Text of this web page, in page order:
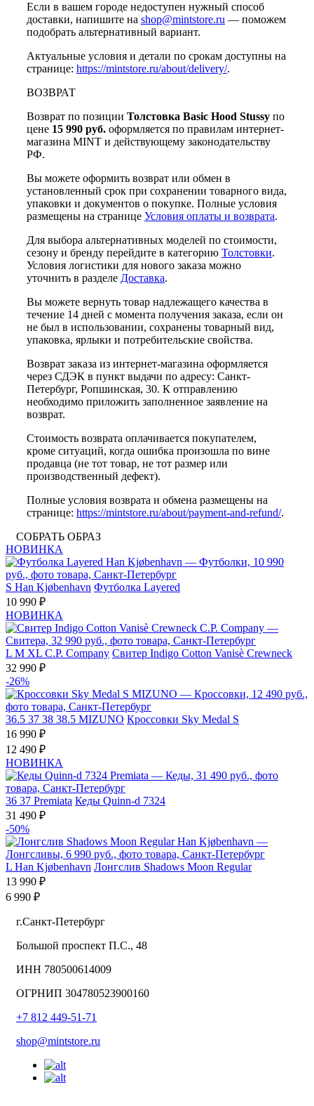
Если в вашем городе недоступен нужный способ
доставки, напишите на shop@mintstore.ru — поможем
подобрать альтернативный вариант.
Актуальные условия и детали по срокам доступны на
странице: https://mintstore.ru/about/delivery/.
ВОЗВРАТ
Возврат по позиции Толстовка Basic Hood Stussy по
цене 15 990 руб. оформляется по правилам интернет-
магазина MINT и действующему законодательству
РФ.
Вы можете оформить возврат или обмен в
установленный срок при сохранении товарного вида,
упаковки и документов о покупке. Полные условия
размещены на странице Условия оплаты и возврата.
Для выбора альтернативных моделей по стоимости,
сезону и бренду перейдите в категорию Толстовки.
Условия логистики для нового заказа можно
уточнить в разделе Доставка.
Вы можете вернуть товар надлежащего качества в
течение 14 дней с момента получения заказа, если он
не был в использовании, сохранены товарный вид,
упаковка, ярлыки и потребительские свойства.
Возврат заказа из интернет-магазина оформляется
через СДЭК в пункт выдачи по адресу: Санкт-
Петербург, Ропшинская, 30. К отправлению
необходимо приложить заполненное заявление на
возврат.
Стоимость возврата оплачивается покупателем,
кроме ситуаций, когда ошибка произошла по вине
продавца (не тот товар, не тот размер или
производственный дефект).
Полные условия возврата и обмена размещены на
странице: https://mintstore.ru/about/payment-and-refund/.
СОБРАТЬ ОБРАЗ
НОВИНКА
S Han Kjøbenhavn Футболка Layered
10 990 ₽
НОВИНКА
L M XL C.P. Company Свитер Indigo Cotton Vanisè Crewneck
32 990 ₽
-26%
36.5 37 38 38.5 MIZUNO Кроссовки Sky Medal S
16 990 ₽
12 490 ₽
НОВИНКА
36 37 Premiata Кеды Quinn-d 7324
31 490 ₽
-50%
L Han Kjøbenhavn Лонгслив Shadows Moon Regular
13 990 ₽
6 990 ₽
г.Санкт-Петербург
Большой проспект П.С., 48
ИНН 780500614009
ОГРНИП 304780523900160
+7 812 449-51-71
shop@mintstore.ru